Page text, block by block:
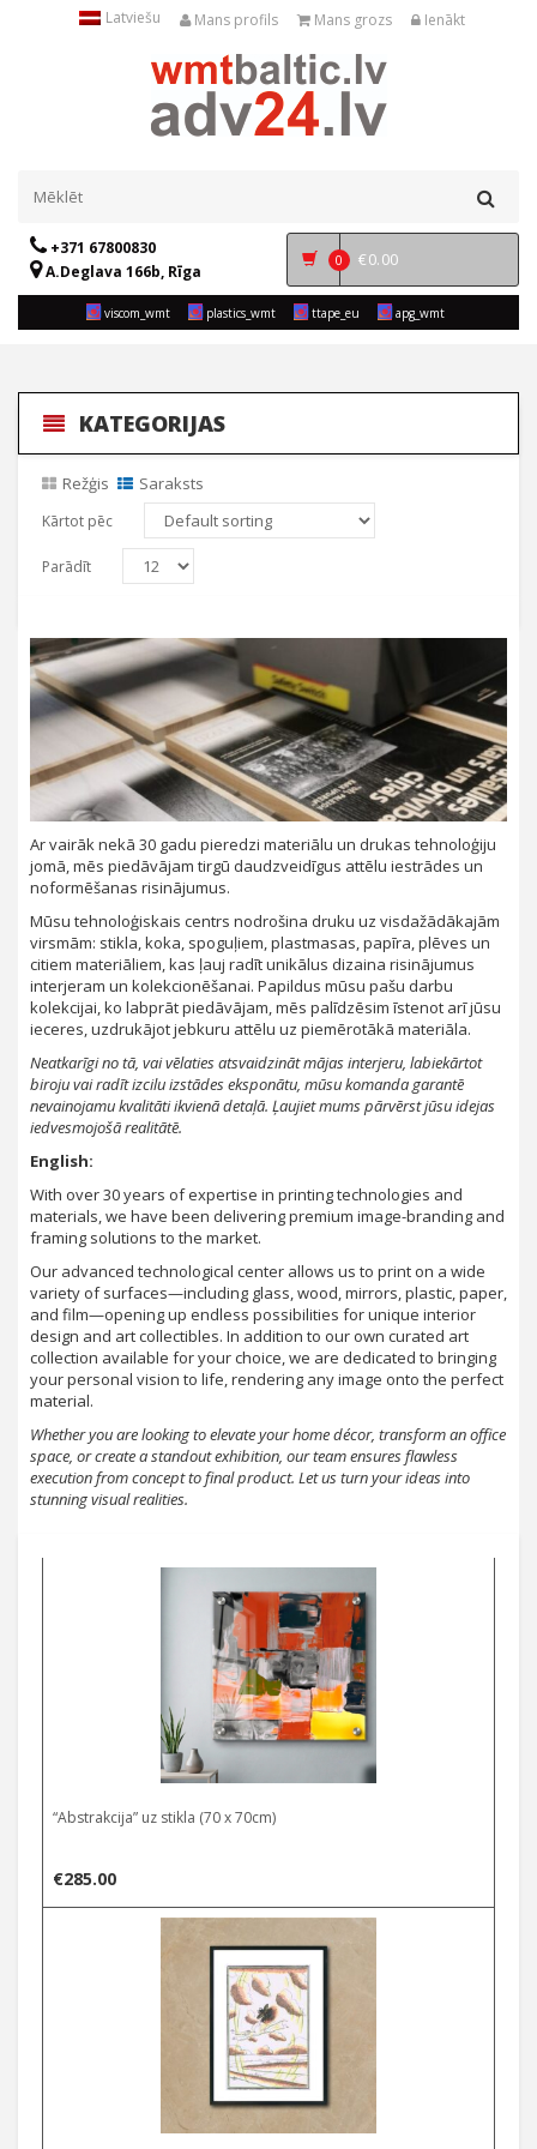
Latviešu Mans profils Mans grozs Ienākt
+371 67800830
A.Deglava 166b, Rīga
0 €0.00
viscom_wmt plastics_wmt ttape_eu apg_wmt
KATEGORIJAS
Režģis Saraksts
Kārtot pēc
Parādīt
Ar vairāk nekā 30 gadu pieredzi materiālu un drukas tehnoloģiju
jomā, mēs piedāvājam tirgū daudzveidīgus attēlu iestrādes un
noformēšanas risinājumus.
Mūsu tehnoloģiskais centrs nodrošina druku uz visdažādākajām
virsmām: stikla, koka, spoguļiem, plastmasas, papīra, plēves un
citiem materiāliem, kas ļauj radīt unikālus dizaina risinājumus
interjeram un kolekcionēšanai. Papildus mūsu pašu darbu
kolekcijai, ko labprāt piedāvājam, mēs palīdzēsim īstenot arī jūsu
ieceres, uzdrukājot jebkuru attēlu uz piemērotākā materiāla.
Neatkarīgi no tā, vai vēlaties atsvaidzināt mājas interjeru, labiekārtot
biroju vai radīt izcilu izstādes eksponātu, mūsu komanda garantē
nevainojamu kvalitāti ikvienā detaļā. Ļaujiet mums pārvērst jūsu idejas
iedvesmojošā realitātē.
English:
With over 30 years of expertise in printing technologies and
materials, we have been delivering premium image-branding and
framing solutions to the market.
Our advanced technological center allows us to print on a wide
variety of surfaces—including glass, wood, mirrors, plastic, paper,
and film—opening up endless possibilities for unique interior
design and art collectibles. In addition to our own curated art
collection available for your choice, we are dedicated to bringing
your personal vision to life, rendering any image onto the perfect
material.
Whether you are looking to elevate your home décor, transform an office
space, or create a standout exhibition, our team ensures flawless
execution from concept to final product. Let us turn your ideas into
stunning visual realities.
“Abstrakcija” uz stikla (70 x 70cm)
€285.00